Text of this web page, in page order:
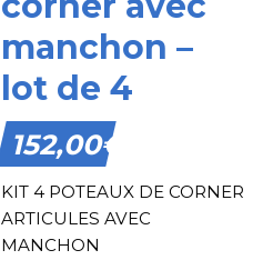
manchon –
lot de 4
152,00€
KIT 4 POTEAUX DE CORNER
ARTICULES AVEC
MANCHON